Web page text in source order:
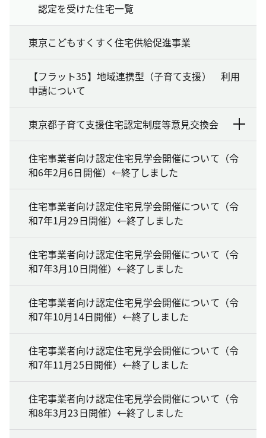
認定を受けた住宅一覧
東京こどもすくすく住宅供給促進事業
【フラット35】地域連携型（子育て支援） 利用
申請について
東京都子育て支援住宅認定制度等意見交換会
住宅事業者向け認定住宅見学会開催について（令
和6年2月6日開催）←終了しました
住宅事業者向け認定住宅見学会開催について（令
和7年1月29日開催）←終了しました
住宅事業者向け認定住宅見学会開催について（令
和7年3月10日開催）←終了しました
住宅事業者向け認定住宅見学会開催について（令
和7年10月14日開催）←終了しました
住宅事業者向け認定住宅見学会開催について（令
和7年11月25日開催）←終了しました
住宅事業者向け認定住宅見学会開催について（令
和8年3月23日開催）←終了しました